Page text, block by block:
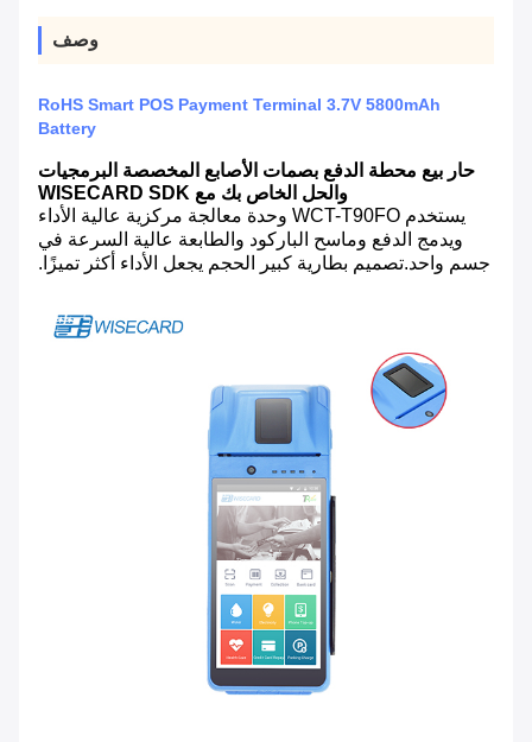
وصف
RoHS Smart POS Payment Terminal 3.7V 5800mAh
Battery
حار بيع محطة الدفع بصمات الأصابع المخصصة البرمجيات
والحل الخاص بك مع WISECARD SDK
يستخدم WCT-T90FO وحدة معالجة مركزية عالية الأداء
ويدمج الدفع وماسح الباركود والطابعة عالية السرعة في
جسم واحد.تصميم بطارية كبير الحجم يجعل الأداء أكثر تميزًا.